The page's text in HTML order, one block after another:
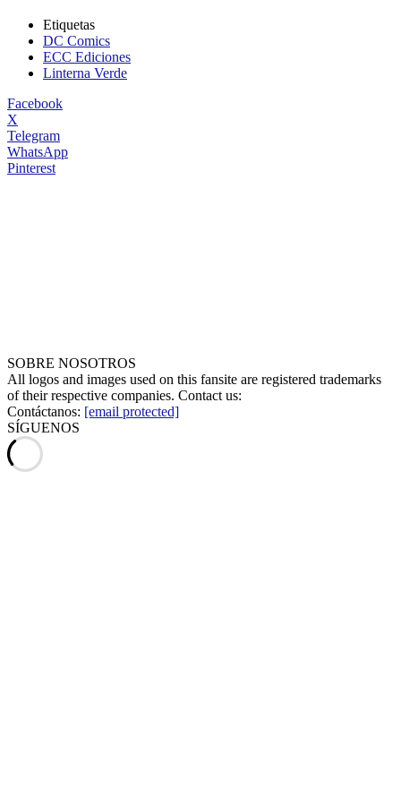
Etiquetas
DC Comics
ECC Ediciones
Linterna Verde
Facebook
X
Telegram
WhatsApp
Pinterest
SOBRE NOSOTROS
All logos and images used on this fansite are registered trademarks
of their respective companies. Contact us:
Contáctanos: [email protected]
SÍGUENOS